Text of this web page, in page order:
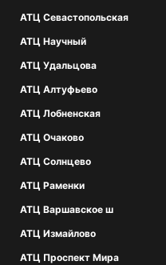
АТЦ Севастопольская
АТЦ Научный
АТЦ Удальцова
АТЦ Алтуфьево
АТЦ Лобненская
АТЦ Очаково
АТЦ Солнцево
АТЦ Раменки
АТЦ Варшавское ш
АТЦ Измайлово
АТЦ Проспект Мира